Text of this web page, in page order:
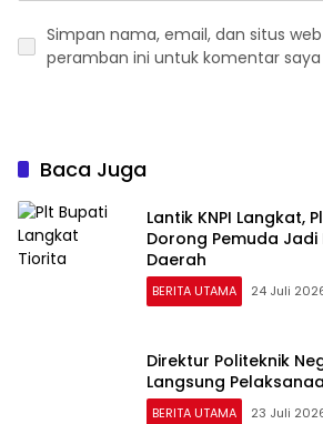
Simpan nama, email, dan situs
peramban ini untuk komentar
Baca Juga
Lantik KNPI Langkat,
Dorong Pemuda
Daerah
BERITA UTAMA 24 Juli
Direktur Politeknik
Langsung
BERITA UTAMA 23 Juli